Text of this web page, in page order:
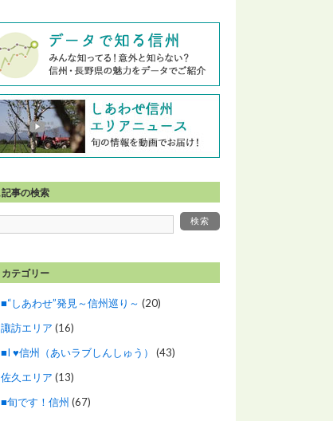
記事の検索
カテゴリー
■“しあわせ”発見～信州巡り～ (20)
諏訪エリア (16)
■I ♥信州（あいラブしんしゅう）
(43)
佐久エリア (13)
■旬です！信州 (67)